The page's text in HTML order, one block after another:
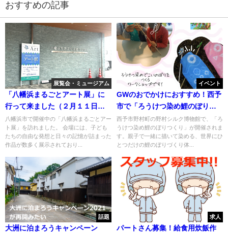
おすすめの記事
展覧会・ミュージアム
「八幡浜まるごとアート展」に
行って来ました（２月１１日ま
で）
八幡浜市で開催中の「八幡浜まるごとアー
ト展」を訪れました。 会場には、子ども
たちの自由な発想と日々の記憶が詰まった
作品が数多く展示されており...
イベント
GWのおでかけにおすすめ！西予
市で「ろうけつ染め鯉のぼりつ
くり」開催
西予市野村町の野村シルク博物館で、「ろ
うけつ染め鯉のぼりつくり」が開催されま
す。親子で一緒に描いて染める、世界にひ
とつだけの鯉のぼりづくり体...
話題
大洲に泊まろうキャンペーン
求人
パートさん募集！給食用炊飯作